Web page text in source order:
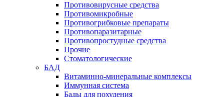
Противовирусные средства
Противомикробные
Противогрибковые препараты
Противопаразитарные
Противопростудные средства
Прочие
Стоматологические
БАД
Витаминно-минеральные комплексы
Иммунная система
Бады для похудения